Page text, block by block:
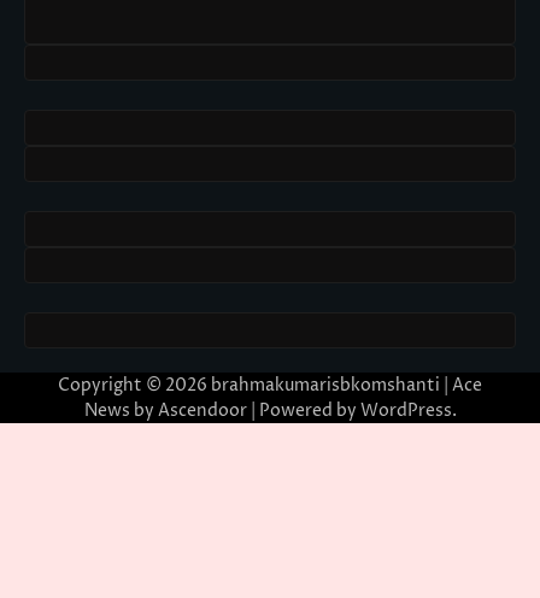
Copyright © 2026 brahmakumarisbkomshanti | Ace
News by Ascendoor| Powered by WordPress.